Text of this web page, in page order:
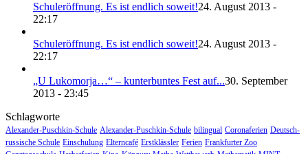
Schuleröffnung. Es ist endlich soweit!24. August 2013 -
22:17
Schuleröffnung. Es ist endlich soweit!24. August 2013 -
22:17
„U Lukomorja…“ – kunterbuntes Fest auf...30. September
2013 - 23:45
Schlagworte
Alexander-Puschkin-Schule Alexander-Puschkin-Schule bilingual Coronaferien Deutsch-
russische Schule Einschulung Elterncafé Erstklässler Ferien Frankfurter Zoo